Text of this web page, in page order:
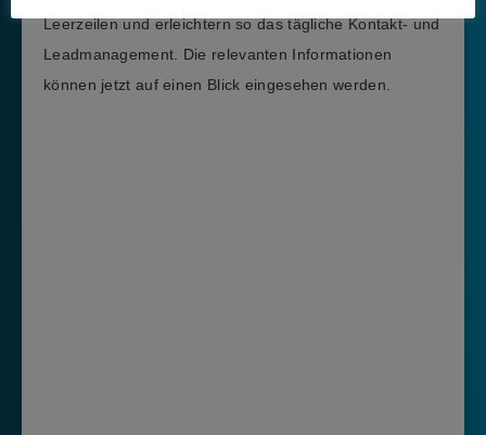
Leerzeilen und erleichtern so das tägliche Kontakt- und
Leadmanagement. Die relevanten Informationen
können jetzt auf einen Blick eingesehen werden.